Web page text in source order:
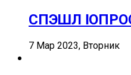
СПЭШЛ ӏ
7 Мар 2023, Вторник